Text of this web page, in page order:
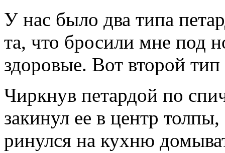
У нас было два типа
та, что бросили мне под
здоровые. Вот второй
Чиркнув петардой по
закинул ее в центр
ринулся на кухню